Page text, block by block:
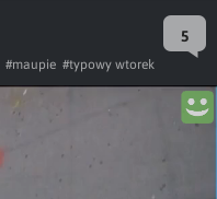
5
#maupie #typowy wtorek